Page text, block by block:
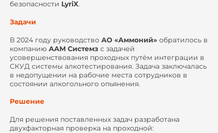
безопасности LyriX.
Задачи
В 2024 году руководство АО «Аммоний» обратилось в
компанию ААМ Системз с задачей
усовершенствования проходных путём интеграции в
СКУД системы алкотестирования. Задача заключалась
в недопущении на рабочие места сотрудников в
состоянии алкогольного опьянения.
Решение
Для решения поставленных задач разработана
двухфакторная проверка на проходной: